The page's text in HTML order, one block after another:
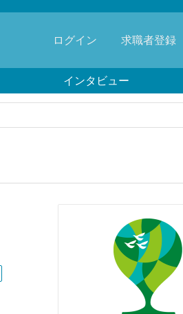
ログイン 求職者登録
インタビュー